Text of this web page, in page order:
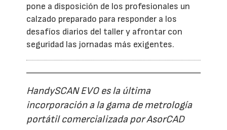
pone a disposición de los profesionales un
calzado preparado para responder a los
desafíos diarios del taller y afrontar con
seguridad las jornadas más exigentes.
HandySCAN EVO es la última
incorporación a la gama de metrología
portátil comercializada por AsorCAD